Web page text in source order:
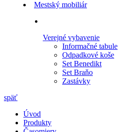
Mestský mobiliár
Verejné vybavenie
Informačné tabule
Odpadkové koše
Set Benedikt
Set Braňo
Zastávky
späť
Úvod
Produkty